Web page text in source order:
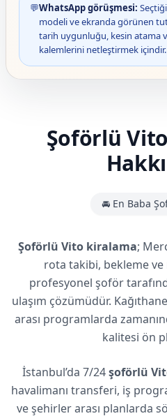
💬WhatsApp görüşmesi:
modeli ve ekranda görünen
tarih uygunluğu, kesin atama
kalemlerini netleştirmek içindir.
Şoförlü
🚘 En Baba
Şoförlü Vito kiralama;
rota takibi, bekleme
profesyonel şoför
ulaşım çözümüdür.
arası programlarda
kalitesi ön
İstanbul’da 7/24şoförlü
havalimanı transferi, iş
ve şehirler arası planlarda